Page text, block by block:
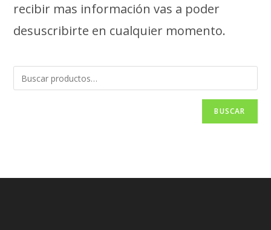
recibir mas información vas a poder
desuscribirte en cualquier momento.
BUSCAR